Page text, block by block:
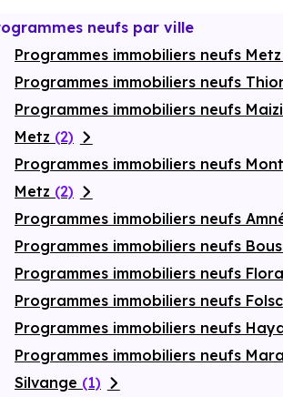
Financer
neufs par ville
Programmes immobiliers neufs Metz
Programmes immobiliers neufs
Programmes immobiliers neufs
Metz (2)
Programmes immobiliers neufs
Metz (2)
Programmes immobiliers neufs
Programmes immobiliers neufs
Programmes immobiliers neufs
Programmes immobiliers neufs
Programmes immobiliers neufs
Programmes immobiliers neufs
Silvange (1)